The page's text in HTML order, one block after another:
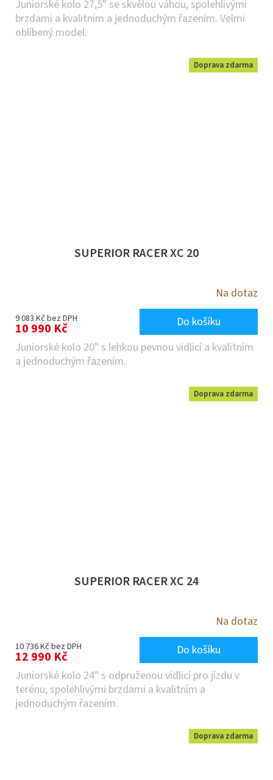
Juniorské kolo 27,5" se skvělou váhou, spolehlivými
brzdami a kvalitním a jednoduchým řazením. Velmi
oblíbený model.
Doprava zdarma
SUPERIOR RACER XC 20
Na dotaz
9 083 Kč bez DPH
10 990 Kč
Do košíku
Juniorské kolo 20" s lehkou pevnou vidlicí a kvalitním
a jednoduchým řazením.
Doprava zdarma
SUPERIOR RACER XC 24
Na dotaz
10 736 Kč bez DPH
12 990 Kč
Do košíku
Juniorské kolo 24" s odpruženou vidlicí pro jízdu v
terénu, spolehlivými brzdami a kvalitním a
jednoduchým řazením.
Doprava zdarma